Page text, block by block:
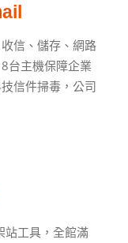
信、儲存、網路
台主機保障企業
信件掃毒，公司
站工具，全館滿